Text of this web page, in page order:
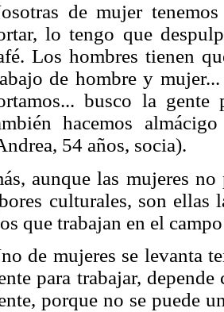
de mujer
lo tengo que
Los hombres tienen
de hombre y
busco la gente
hacemos
54 años, socia).
aunque las mujeres
culturales, son ellas
que trabajan en el
de mujeres se levanta
para trabajar,
porque no se puede